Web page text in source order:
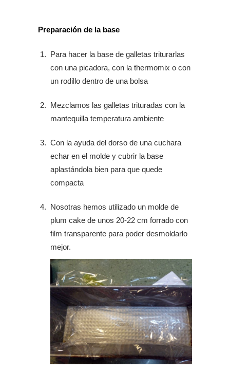
Preparación de la base
Para hacer la base de galletas triturarlas
con una picadora, con la thermomix o con
un rodillo dentro de una bolsa
Mezclamos las galletas trituradas con la
mantequilla temperatura ambiente
Con la ayuda del dorso de una cuchara
echar en el molde y cubrir la base
aplastándola bien para que quede
compacta
Nosotras hemos utilizado un molde de
plum cake de unos 20-22 cm forrado con
film transparente para poder desmoldarlo
mejor.